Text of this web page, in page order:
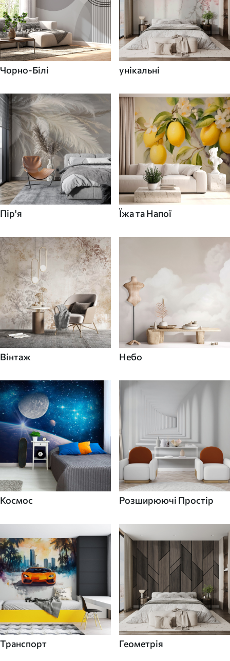
Чорно-Білі унікальні
Пір'я Їжа та Напої
Вінтаж Небо
Космос Розширюючі Простір
Транспорт Геометрія